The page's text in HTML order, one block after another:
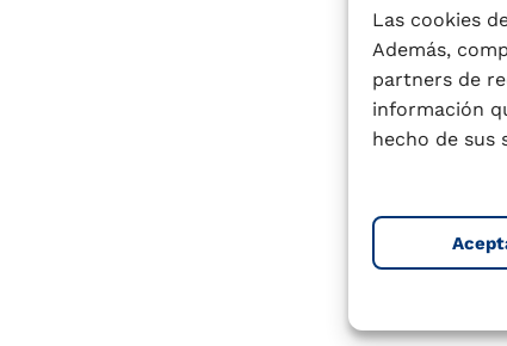
Las cookies
Además,
partners de
información
hecho de sus